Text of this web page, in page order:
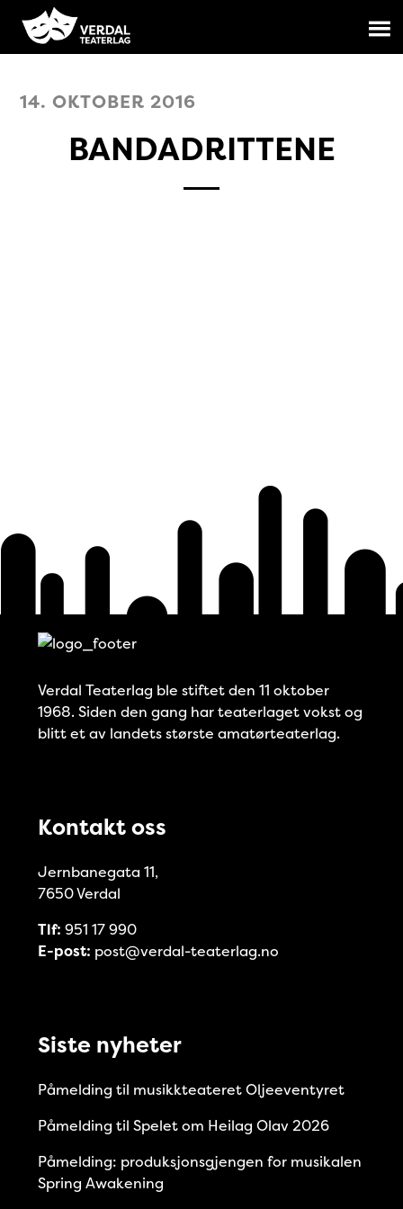
14. OKTOBER 2016
BANDADRITTENE
Verdal Teaterlag ble stiftet den 11 oktober
1968. Siden den gang har teaterlaget vokst og
blitt et av landets største amatørteaterlag.
Kontakt oss
Jernbanegata 11,
7650 Verdal
Tlf: 951 17 990
E-post: post@verdal-teaterlag.no
Siste nyheter
Påmelding til musikkteateret Oljeeventyret
Påmelding til Spelet om Heilag Olav 2026
Påmelding: produksjonsgjengen for musikalen
Spring Awakening